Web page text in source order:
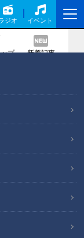
ジオ イベント
プ 新着記事
ゴンズ